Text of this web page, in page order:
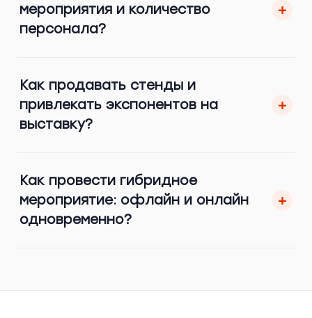
мероприятия и количество
персонала?
+
Как продавать стенды и
привлекать экспонентов на
выставку?
+
Как провести гибридное
мероприятие: офлайн и онлайн
одновременно?
+